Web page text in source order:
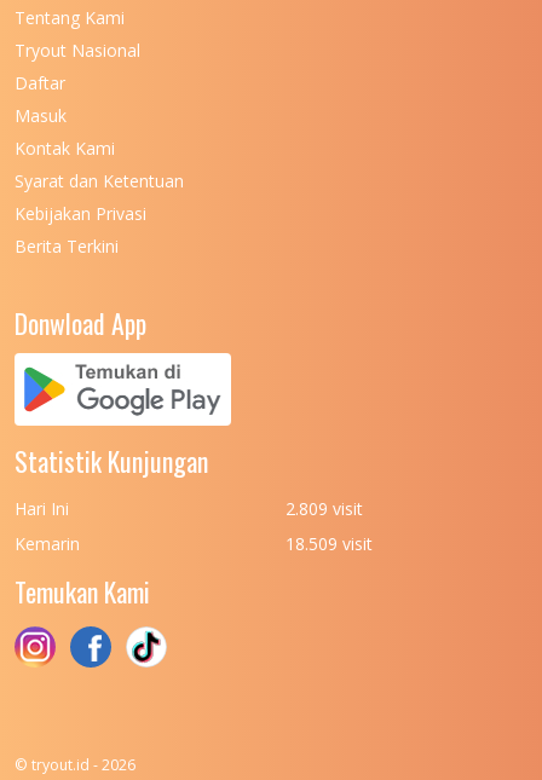
UNIVERSITAS NEGERI KHAIRUN
UNIVERSITAS NEGERI MANADO
UNIVERSITAS NEGERI MEDAN
UNIVERSITAS NEGERI PADANG
UNIVERSITAS NUSA CENDANA
UNIVERSITAS PADJADJARAN
UNIVERSITAS PATTIMURA
(UPN) VETERAN JAKARTA
UNIVERSITAS PEMBANGUNAN NASIONAL
(UPN) VETERAN JAWA TIMUR
UNIVERSITAS PEMBANGUNAN NASIONAL
Tentang Kami
Tryout Nasional
Daftar
Masuk
Kontak Kami
Syarat dan Ketentuan
Kebijakan Privasi
Berita Terkini
Donwload App
Statistik Kunjungan
Hari Ini
2.809 visit
Kemarin
18.509 visit
Temukan Kami
© tryout.id - 2026